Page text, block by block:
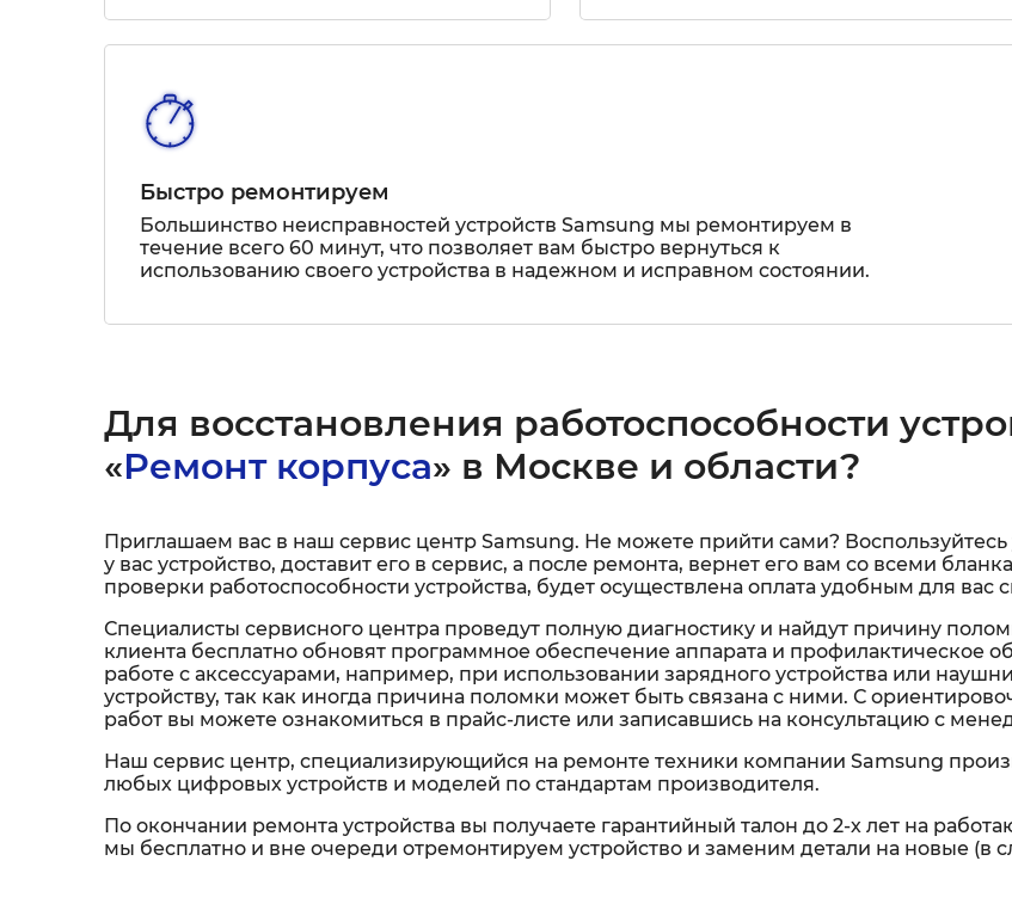
Быстро ремонтируем
Большинство неисправностей устройств Samsung мы ремонтируем в
течение всего 60 минут, что позволяет вам быстро вернуться к
использованию своего устройства в надежном и исправном состоянии.
Для восстановления работоспособности
«Ремонт корпуса» в Москве и области?
Приглашаем вас в наш сервис центр Samsung. Не можете прийти сами?
у вас устройство, доставит его в сервис, а после ремонта, вернет его вам со всеми
проверки работоспособности устройства, будет осуществлена оплата удобным для вас
Специалисты сервисного центра проведут полную диагностику и найдут причину
клиента бесплатно обновят программное обеспечение аппарата и профилактическое
работе с аксессуарами, например, при использовании зарядного устройства или
устройству, так как иногда причина поломки может быть связана с ними. С
работ вы можете ознакомиться в прайс-листе или записавшись на консультацию с
Наш сервис центр, специализирующийся на ремонте техники компании Samsung
любых цифровых устройств и моделей по стандартам производителя.
По окончании ремонта устройства вы получаете гарантийный талон до 2-х лет на
мы бесплатно и вне очереди отремонтируем устройство и заменим детали на новые (в